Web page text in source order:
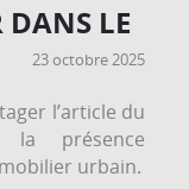
DANS LE
23 octobre 2025
l’article du
la présence
urbain.